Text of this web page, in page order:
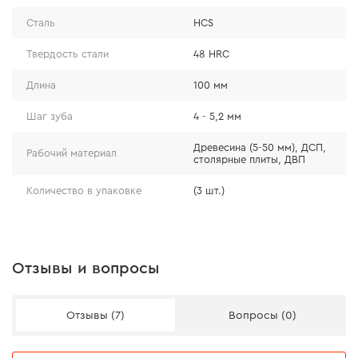
материалов;
Сталь HCS
Твердость стали 48 HRC
Длина 100 мм
Шаг зуба 4 - 5,2 мм
Рабочий материал
Древесина (5-50 мм), ДСП,
столярные плиты, ДВП
Количество в упаковке (3 шт.)
Отзывы и вопросы
Отзывы (7) Вопросы (0)